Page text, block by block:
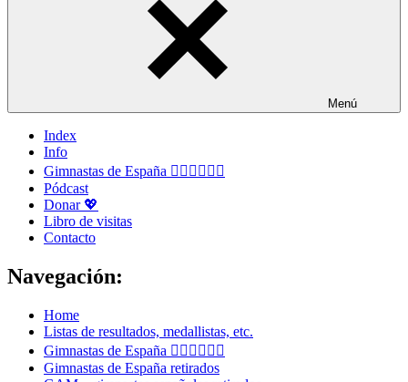
Menú
Index
Info
Gimnastas de España 🤸🏻‍♀️🤸🏽‍♂️
Pódcast
Donar 💖
Libro de visitas
Contacto
Navegación:
Home
Listas de resultados, medallistas, etc.
Gimnastas de España 🤸🏻‍♀️🤸🏽‍♂️
Gimnastas de España retirados